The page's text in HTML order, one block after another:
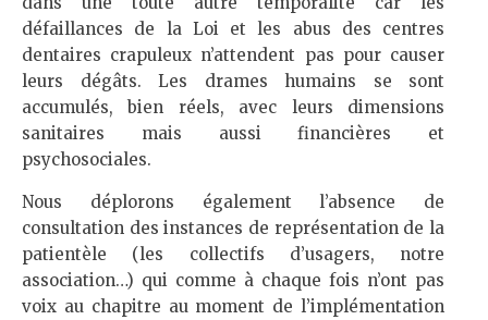
défaillances de la Loi et les abus des centres
dentaires crapuleux n’attendent pas pour causer
leurs dégâts. Les drames humains se sont
accumulés, bien réels, avec leurs dimensions
sanitaires mais aussi financières et
psychosociales.
Nous déplorons également l’absence de
consultation des instances de représentation de la
patientèle (les collectifs d’usagers, notre
association…) qui comme à chaque fois n’ont pas
voix au chapitre au moment de l’implémentation